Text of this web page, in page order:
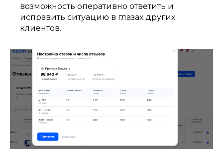
возможность оперативно ответить и
исправить ситуацию в глазах других
клиентов.